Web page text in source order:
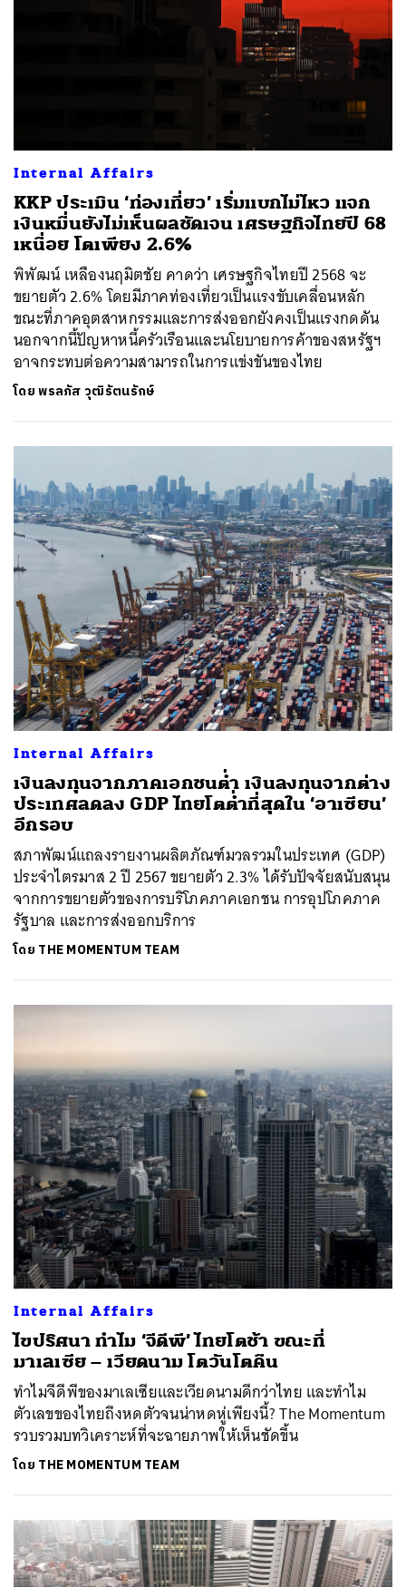
Internal Affairs
KKP ประเมิน ‘ท่องเที่ยว’ เริ่มแบกไม่ไหว แจก
เงินหมื่นยังไม่เห็นผลชัดเจน เศรษฐกิจไทยปี 68
เหนื่อย โตเพียง 2.6%
พิพัฒน์ เหลืองนฤมิตชัย คาดว่า เศรษฐกิจไทยปี 2568 จะ
ขยายตัว 2.6% โดยมีภาคท่องเที่ยวเป็นแรงขับเคลื่อนหลัก
ขณะที่ภาคอุตสาหกรรมและการส่งออกยังคงเป็นแรงกดดัน
นอกจากนี้ปัญหาหนี้ครัวเรือนและนโยบายการค้าของสหรัฐฯ
อาจกระทบต่อความสามารถในการแข่งขันของไทย
โดยพรลภัส วุฒิรัตนรักษ์
Internal Affairs
เงินลงทุนจากภาคเอกชนต่ำ เงินลงทุนจากต่าง
ประเทศลดลง GDP ไทยโตต่ำที่สุดใน ‘อาเซียน’
อีกรอบ
สภาพัฒน์แถลงรายงานผลิตภัณฑ์มวลรวมในประเทศ (GDP)
ประจำไตรมาส 2 ปี 2567 ขยายตัว 2.3% ได้รับปัจจัยสนับสนุน
จากการขยายตัวของการบริโภคภาคเอกชน การอุปโภคภาค
รัฐบาล และการส่งออกบริการ
โดย THE MOMENTUM TEAM
Internal Affairs
ไขปริศนา ทำไม ‘จีดีพี’ ไทยโตช้า ขณะที่
มาเลเซีย – เวียดนาม โตวันโตคืน
ทำไมจีดีพีของมาเลเซียและเวียดนามดีกว่าไทย และทำไม
ตัวเลขของไทยถึงหดตัวจนน่าหดหู่เพียงนี้? The Momentum
รวบรวมบทวิเคราะห์ที่จะฉายภาพให้เห็นชัดขึ้น
โดย THE MOMENTUM TEAM